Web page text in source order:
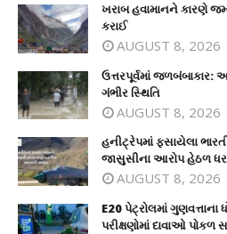
ખરાબ હવામાનને કારણે
કરાઈ
AUGUST 8, 2026
ઉત્તરપૂર્વમાં
ગંભીર સ્થિતિ
AUGUST 8, 2026
હનીટ્રેપમાં ફસાયેલા
જાસુસીના આરોપ હેઠળ
AUGUST 8, 2026
E20 પેટ્રોલમાં
પરીક્ષણોમાં દાવાઓ પોકળ